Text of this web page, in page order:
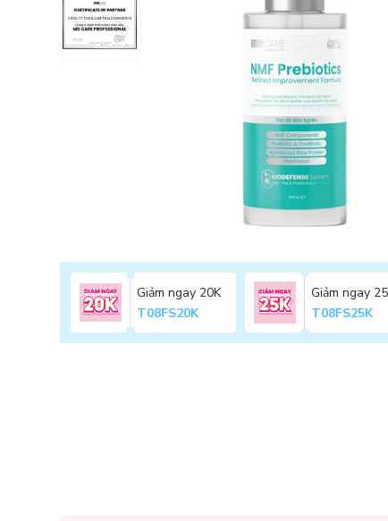
Giảm ngay 20K
T08FS20K
Giảm ngay
T08FS25K